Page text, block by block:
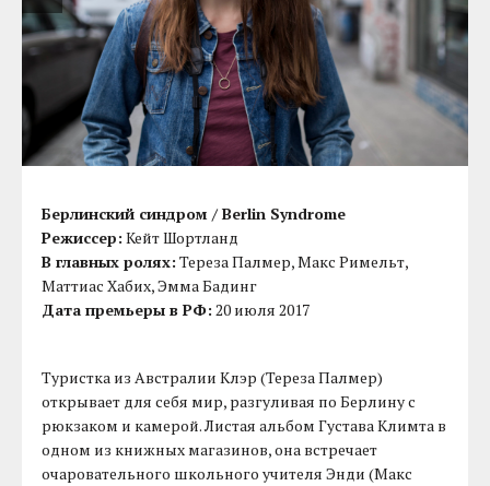
Берлинский синдром / Berlin Syndrome
Режиссер: Кейт Шортланд
В главных ролях: Тереза Палмер, Макс Римельт,
Маттиас Хабих, Эмма Бадинг
Дата премьеры в РФ: 20 июля 2017
Туристка из Австралии Клэр (Тереза Палмер)
открывает для себя мир, разгуливая по Берлину с
рюкзаком и камерой. Листая альбом Густава Климта в
одном из книжных магазинов, она встречает
очаровательного школьного учителя Энди (Макс